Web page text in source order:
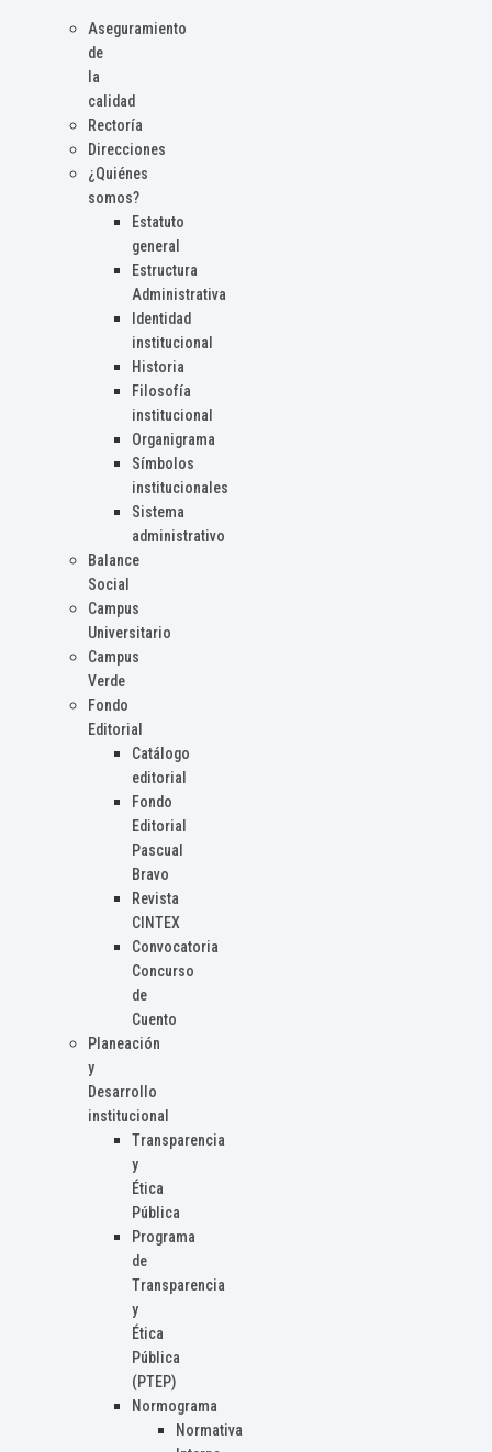
Aseguramiento
de
la
calidad
Rectoría
Direcciones
¿Quiénes
somos?
Estatuto
general
Estructura
Administrativa
Identidad
institucional
Historia
Filosofía
institucional
Organigrama
Símbolos
institucionales
Sistema
administrativo
Balance
Social
Campus
Universitario
Campus
Verde
Fondo
Editorial
Catálogo
editorial
Fondo
Editorial
Pascual
Bravo
Revista
CINTEX
Convocatoria
Concurso
de
Cuento
Planeación
y
Desarrollo
institucional
Transparencia
y
Ética
Pública
Programa
de
Transparencia
y
Ética
Pública
(PTEP)
Normograma
Normativa